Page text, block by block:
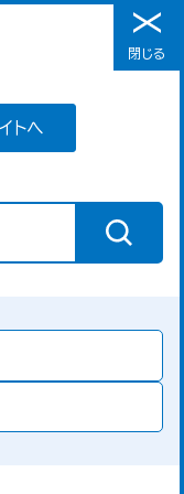
メニュー
トへ
閉じる